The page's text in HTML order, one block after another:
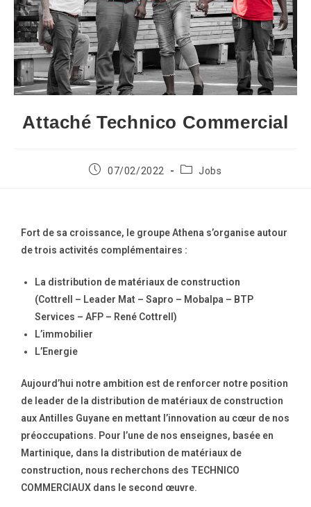
Attaché Technico Commercial
07/02/2022 Jobs
Fort de sa croissance, le groupe Athena s’organise autour
de trois activités complémentaires :
La distribution de matériaux de construction
(Cottrell – Leader Mat – Sapro – Mobalpa – BTP
Services – AFP – René Cottrell)
L’immobilier
L’Energie
Aujourd’hui notre ambition est de renforcer notre position
de leader de la distribution de matériaux de construction
aux Antilles Guyane en mettant l’innovation au cœur de nos
préoccupations. Pour l’une de nos enseignes, basée en
Martinique, dans la distribution de matériaux de
construction, nous recherchons des TECHNICO
COMMERCIAUX dans le second œuvre.